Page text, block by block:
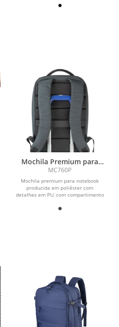
Mochila Premium para
notebook
MC760P
Mochila premium para notebook
produzida em poliéster com
detalhes em PU, com compartimento